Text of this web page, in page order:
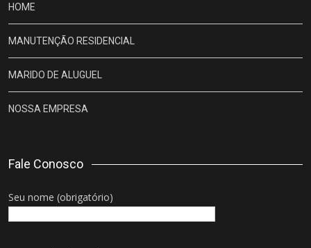
HOME
MANUTENÇÃO RESIDENCIAL
MARIDO DE ALUGUEL
NOSSA EMPRESA
Fale Conosco
Seu nome (obrigatório)